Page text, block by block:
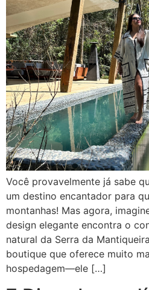
Você provavelmente já sabe
um destino encantador para
montanhas! Mas agora,
design elegante encontra o
natural da Serra da
boutique que oferece muito
hospedagem—ele […]